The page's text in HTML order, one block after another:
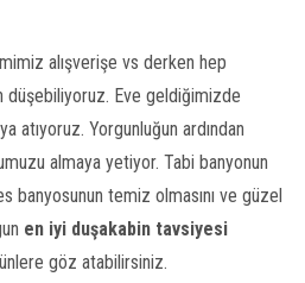
alışverişe vs derken hep
düşebiliyoruz. Eve geldiğimizde
atıyoruz. Yorgunluğun ardından
almaya yetiyor. Tabi banyonun
banyosunun temiz olmasını ve güzel
en iyi duşakabin tavsiyesi
göz atabilirsiniz.